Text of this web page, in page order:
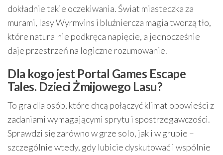
dokładnie takie oczekiwania. Świat miasteczka za
murami, lasy Wyrmvins i bluźniercza magia tworzą tło,
które naturalnie podkręca napięcie, a jednocześnie
daje przestrzeń na logiczne rozumowanie.
Dla kogo jest Portal Games Escape
Tales. Dzieci Żmijowego Lasu?
To gra dla osób, które chcą połączyć klimat opowieści z
zadaniami wymagającymi sprytu i spostrzegawczości.
Sprawdzi się zarówno w grze solo, jak i w grupie –
szczególnie wtedy, gdy lubicie dyskutować i wspólnie